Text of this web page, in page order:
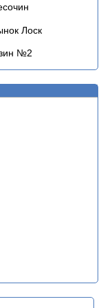
Лоск
№2